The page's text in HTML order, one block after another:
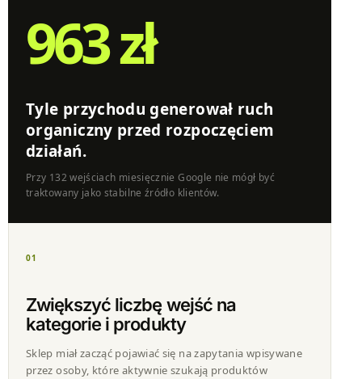
963 zł
Tyle przychodu generował ruch
organiczny przed rozpoczęciem
działań.
Przy 132 wejściach miesięcznie Google nie mógł być
traktowany jako stabilne źródło klientów.
01
Zwiększyć liczbę wejść na
kategorie i produkty
Sklep miał zacząć pojawiać się na zapytania wpisywane
przez osoby, które aktywnie szukają produktów